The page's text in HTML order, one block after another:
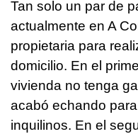
Tan solo un par de
actualmente en A
propietaria para
domicilio. En el
vivienda no tenga
acabó echando
inquilinos. En el